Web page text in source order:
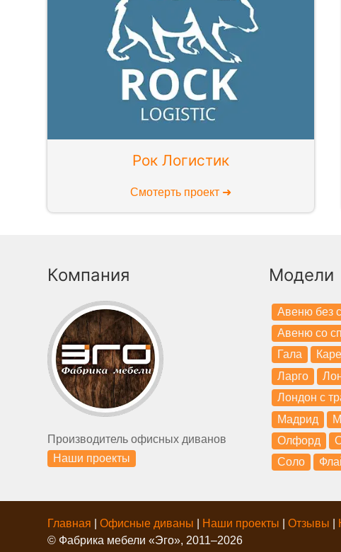
Рок Логистик
Смотерть проект ➜
Компания
Производитель офисных диванов
Наши проекты
Модели
Авеню без
Авеню со
Гала
Каре
Ларго
Лондон с
Мадрид
Олфорд
Соло
Главная |Офисные диваны Наши проекты |Отзывы
© Фабрика мебели «Эго», 2011–2026